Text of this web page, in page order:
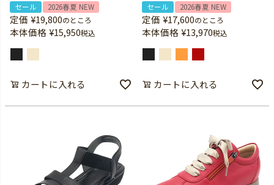
セール 2026春夏 NEW
定価 ¥19,800のところ
本体価格 ¥15,950税込
カートに入れる
セール 2026春夏 NEW
定価 ¥17,600のところ
本体価格 ¥13,970税込
カートに入れる